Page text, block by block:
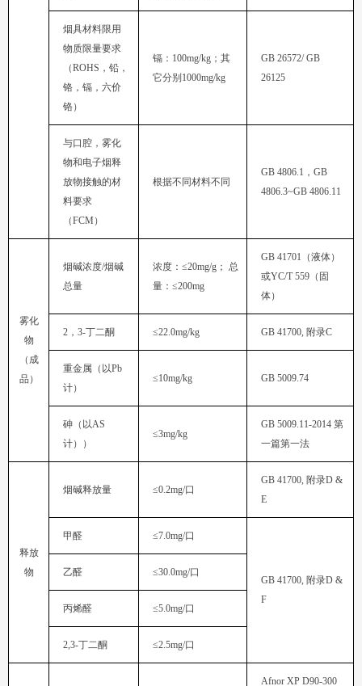
（ROHS
铬）
镉： 100mg/kg
它分别 1000mg/kg 26125
（FCM ）
根据不同材料不同
GB 4806.1 ，
4806.3~GB 4806.11
物
品）
烟碱浓度/
总量
浓度：≤20mg/g
量：≤200mg
GB 41701
或YC/T 559
体）
2 ， 3-丁二酮 ≤22.0mg/kg GB 41700, 附录C
重金属（以Pb
计）
≤10mg/kg GB 5009.74
砷（以AS
计））
≤3mg/kg
GB 5009.11-2014
一篇第一法
物
烟碱释放量 ≤0.2mg/口
GB 41700, 附录
E
甲醛 ≤7.0mg/口
GB 41700, 附录
F
乙醛 ≤30.0mg/口
丙烯醛 ≤5.0mg/口
2,3-丁二酮 ≤2.5mg/口